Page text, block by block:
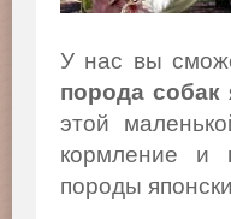
У нас вы
порода собак
этой
кормление и
породы